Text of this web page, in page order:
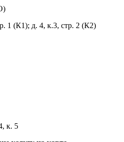
1 (К1); д. 4, к.3, стр. 2 (К2)
к. 5